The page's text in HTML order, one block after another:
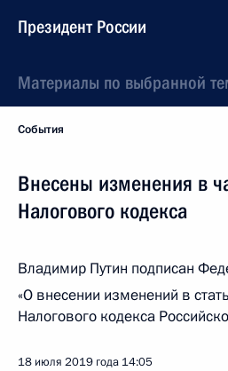
Президент России
Материалы по выбранной
События
Внесены изменения в
Налогового кодекса
Владимир Путин подписан
«О внесении изменений в
Налогового кодекса
18 июля 2019 года 14:05